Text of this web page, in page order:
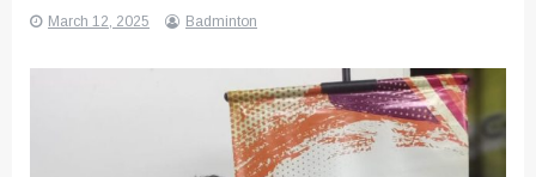
March 12, 2025 Badminton